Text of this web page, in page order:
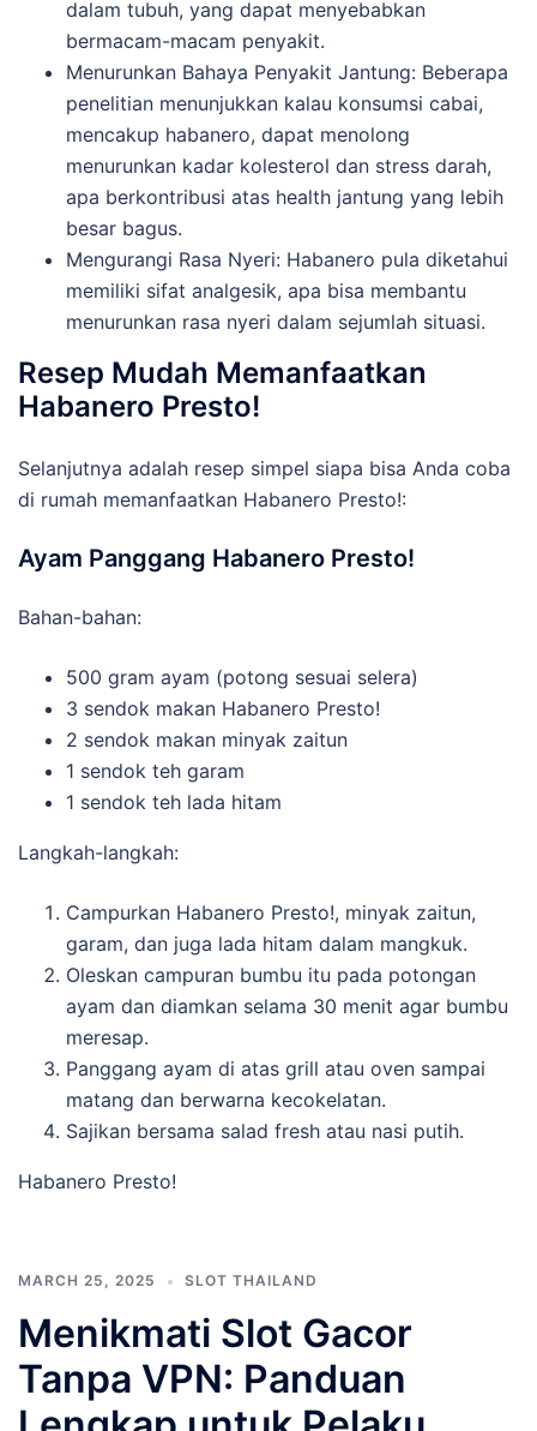
dalam tubuh, yang dapat menyebabkan
bermacam-macam penyakit.
Menurunkan Bahaya Penyakit Jantung: Beberapa
penelitian menunjukkan kalau konsumsi cabai,
mencakup habanero, dapat menolong
menurunkan kadar kolesterol dan stress darah,
apa berkontribusi atas health jantung yang lebih
besar bagus.
Mengurangi Rasa Nyeri: Habanero pula diketahui
memiliki sifat analgesik, apa bisa membantu
menurunkan rasa nyeri dalam sejumlah situasi.
Resep Mudah Memanfaatkan
Habanero Presto!
Selanjutnya adalah resep simpel siapa bisa Anda coba
di rumah memanfaatkan Habanero Presto!:
Ayam Panggang Habanero Presto!
Bahan-bahan:
500 gram ayam (potong sesuai selera)
3 sendok makan Habanero Presto!
2 sendok makan minyak zaitun
1 sendok teh garam
1 sendok teh lada hitam
Langkah-langkah:
Campurkan Habanero Presto!, minyak zaitun,
garam, dan juga lada hitam dalam mangkuk.
Oleskan campuran bumbu itu pada potongan
ayam dan diamkan selama 30 menit agar bumbu
meresap.
Panggang ayam di atas grill atau oven sampai
matang dan berwarna kecokelatan.
Sajikan bersama salad fresh atau nasi putih.
Habanero Presto!
MARCH 25, 2025 SLOT THAILAND
Menikmati Slot Gacor
Tanpa VPN: Panduan